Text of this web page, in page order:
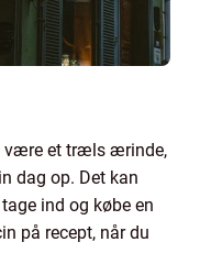
være et træls ærinde,
dag op. Det kan
ind og købe en
på recept, når du